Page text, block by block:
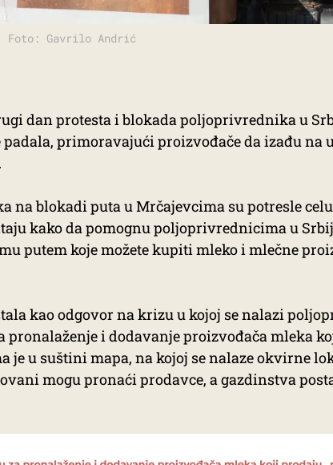
Foto: Gavrilo Andrić
dan protesta i blokada poljoprivrednika u
padala, primoravajući proizvođače da izađu na
na blokadi puta u Mrčajevcima su potresle
kako da pomognu poljoprivrednicima u
putem koje možete kupiti mleko i mlečne
kao odgovor na krizu u kojoj se nalazi
pronalaženje i dodavanje proizvođača mleka
je u suštini mapa, na kojoj se nalaze okvirne
mogu pronaći prodavce, a gazdinstva